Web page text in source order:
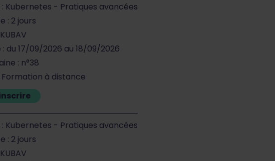
Kubernetes - Pratiques avancées
: 2 jours
: du 17/09/2026 au 18/09/2026
: n°38
Formation à distance
Kubernetes - Pratiques avancées
: 2 jours